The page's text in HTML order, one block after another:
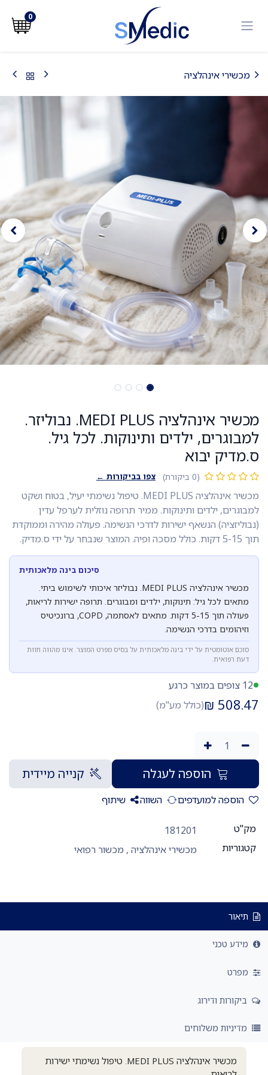
0
מכשירי אינהלציה
מכשיר אינהלציה MEDI PLUS. נבוליזר.
למבוגרים, ילדים ותינוקות. לכל גיל.
ס.מדיק יבוא
(0 ביקורת) צפו בביקורות ←
מכשיר אינהלציה MEDI PLUS. טיפול נשימתי יעיל, בטוח ושקט
למבוגרים, ילדים ותינוקות. ממיר תרופה נוזלית לערפל עדין
(נבוליזציה) הנשאף ישירות לדרכי הנשימה. פעולה מהירה וממוקדת
תוך 5-15 דקות. כולל מסכה ופיה. המוצר שנבחר על ידי ס.מדיק.
סיכום בינה מלאכותית
מכשיר אינהלציה MEDI PLUS. נבוליזר איכותי לשימוש ביתי.
מתאים לכל גיל: תינוקות, ילדים ומבוגרים. תרופה ישירות לריאות,
פעולה תוך 5-15 דקות. מתאים לאסתמה, COPD, ברונכיטיס
וזיהומים בדרכי הנשימה.
סוכם אוטומטית על ידי בינה מלאכותית על בסיס מפרט המוצר. אינו מהווה חוות
דעת רפואית.
12 צופים במוצר כרגע
508.47
₪(כולל מע"מ)
הוספה לעגלה קנייה מיידית
הוספה למועדפים השווה שיתוף
מק"ט
181201
קטגוריות
מכשירי אינהלציה, מכשור רפואי
תיאור
מידע טכני
מפרט
ביקורות ודירוג
מדיניות משלוחים
מכשיר אינהלציה MEDI PLUS. טיפול נשימתי ישירות